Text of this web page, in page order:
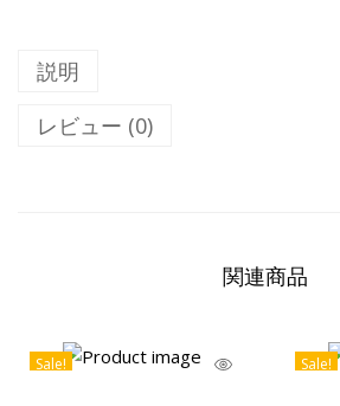
説明
レビュー (0)
関連商品
Sale! Sale!